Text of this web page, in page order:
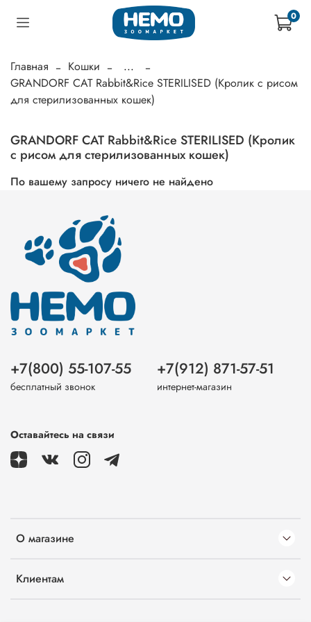
0
Главная Кошки
...
GRANDORF CAT Rabbit&Rice STERILISED (Кролик с рисом
для стерилизованных кошек)
GRANDORF CAT Rabbit&Rice STERILISED (Кролик
с рисом для стерилизованных кошек)
По вашему запросу ничего не найдено
О магазине
Клиентам
+7(800) 55-107-55
бесплатный звонок
+7(912) 871-57-51
интернет-магазин
Оставайтесь на связи